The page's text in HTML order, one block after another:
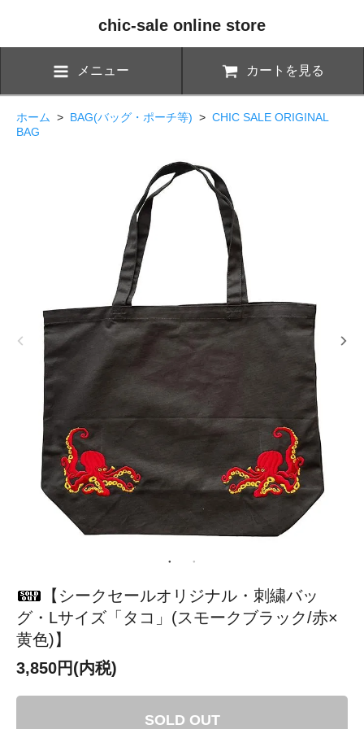
chic-sale online store
メニュー カートを見る
ホーム > BAG(バッグ・ポーチ等) > CHIC SALE ORIGINAL
BAG
【シークセールオリジナル・刺繍バッ
グ・Lサイズ「タコ」(スモークブラック/赤×
黄色)】
3,850円(内税)
SOLD OUT